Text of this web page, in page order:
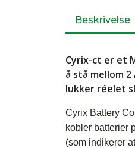
Beskrivelse
Cyrix-ct er et
å stå mellom
lukker réelet
Cyrix Battery
kobler batterier
(som indikerer